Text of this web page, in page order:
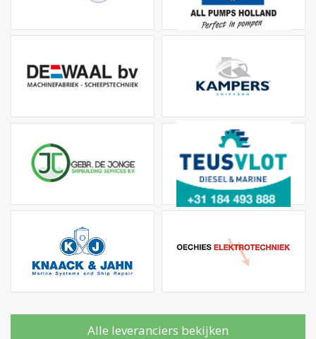
Alle leveranciers bekijken